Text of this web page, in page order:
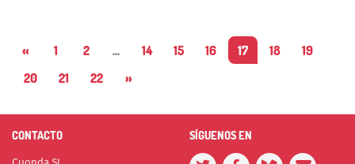
« 1 2 ... 14 15 16 17 18
19
20
21 22 »
CONTACTO SÍGUENOS EN